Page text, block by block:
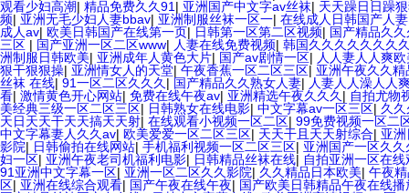
观看少妇高潮| 精品免费久久91 | 亚洲国产中文字av丝袜| 天天躁日日躁
频| 亚洲无毛少妇人妻bbav| 亚洲制服丝袜一区一| 在线成人日韩国产人妻
成人av| 欧美日韩国产在线第一页| 日韩第一区第二区视频| 国产精品久
三区 | 国产亚洲一区二区www| 人妻在线免费视频| 韩国久久久久久久久
洲制服日韩欧美| 亚洲成年人黄色大片| 国产av剧情一区| 人人妻人人爽
狠干狠狠操| 亚洲情女人的天堂| 午夜香蕉一区二区三区| 亚洲午夜久久精
丝袜 在线| 91一区二区久久久 | 国产精品久久熟女人妻| 人妻人人澡人人
看| 激情黄色开心网站| 免费在线午夜av| 亚洲精选午夜久久久 | 自拍尤物
美经典三级一区二区三区| 日韩熟女在线电影| 中文字幕av一区三区| 久
天日天天干天天搞天天射| 在线观看小视频一区二区| 99免费视频一区二
中文字幕妻人久久av| 欧美爱爱一区二区三区| 天天干且天天射综合| 亚
影院| 日韩偷拍在线网站| 手机福利视频一区二区三区| 亚洲国产一区久久
妇一区| 亚洲午夜老司机福利电影| 日韩精品丝袜在线| 自拍亚洲一区在线
91亚洲中文字幕一区| 亚洲一区二区久久影院| 久久精品日本欧美| 午夜
区| 亚洲在线综合观看| 国产午夜在线午夜| 国产欧美日韩精品午夜在线播